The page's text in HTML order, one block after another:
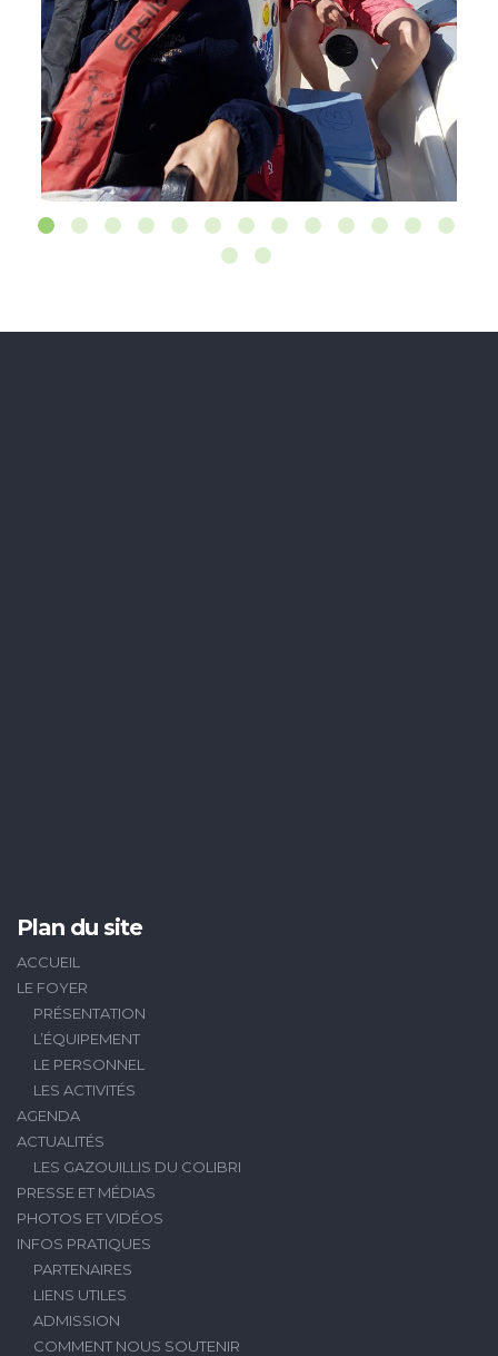
Plan du site
ACCUEIL
LE FOYER
PRÉSENTATION
L’ÉQUIPEMENT
LE PERSONNEL
LES ACTIVITÉS
AGENDA
ACTUALITÉS
LES GAZOUILLIS DU COLIBRI
PRESSE ET MÉDIAS
PHOTOS ET VIDÉOS
INFOS PRATIQUES
PARTENAIRES
LIENS UTILES
ADMISSION
COMMENT NOUS SOUTENIR